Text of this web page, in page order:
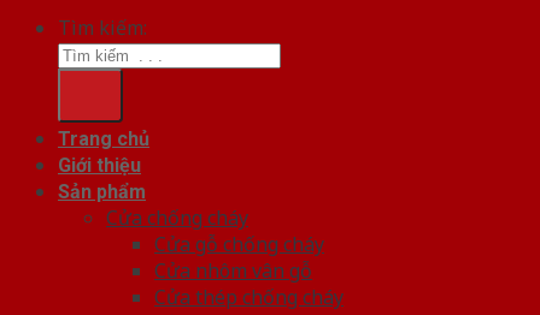
Tìm kiếm:
Trang chủ
Giới thiệu
Sản phẩm
Cửa chống cháy
Cửa gỗ chống cháy
Cửa nhôm vân gỗ
Cửa thép chống cháy